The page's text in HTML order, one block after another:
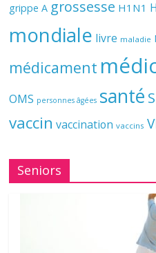
grippe A grossesse H1N1
mondiale livre maladie
médicament
OMS personnes âgées santé
vaccin vaccination vaccins
Seniors